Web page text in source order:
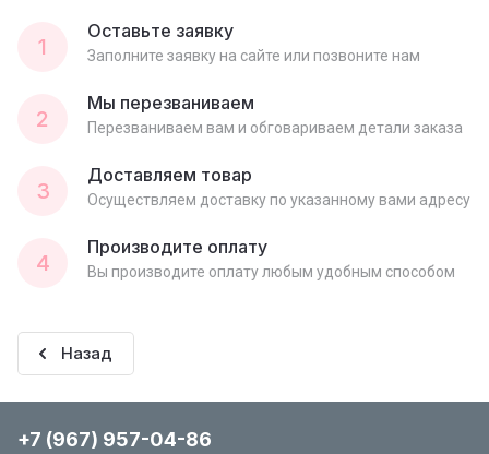
1
Оставьте заявку
Заполните заявку на сайте или позвоните нам
2
Мы перезваниваем
Перезваниваем вам и обговариваем детали заказа
3
Доставляем товар
Осуществляем доставку по указанному вами адресу
4
Производите оплату
Вы производите оплату любым удобным способом
Назад
+7 (967) 957-04-86